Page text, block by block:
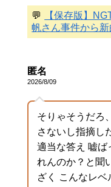
💬
【保存版】
帆さん事件から
匿名
2026/8/09
そりゃそうだろ
さないし指摘し
適当な答え 嘘ば
れんのか？と聞
ざく こんなレベ